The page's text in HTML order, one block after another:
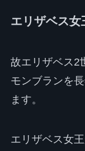
エリザベス女
故エリザベス2
モンブランを
ます。
エリザベス女